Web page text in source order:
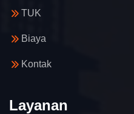
TUK
Biaya
Kontak
Layanan